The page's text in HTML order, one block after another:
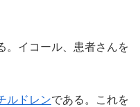
。イコール、患者さんを
ルドレンである。これを